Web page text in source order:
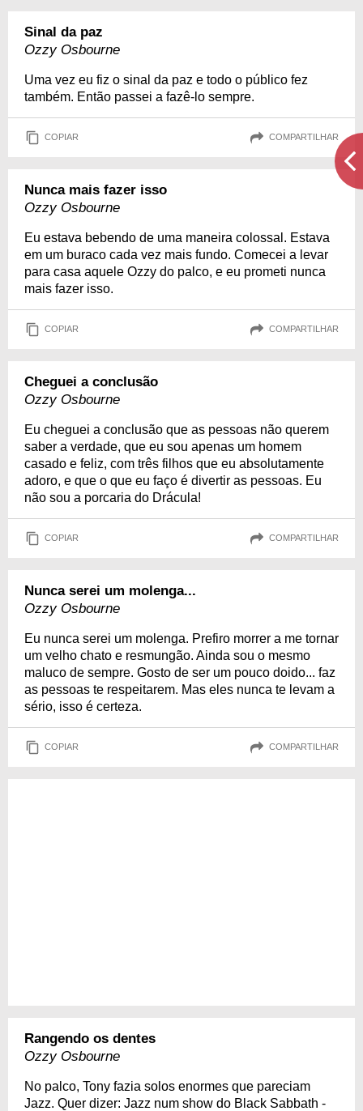
Sinal da paz
Ozzy Osbourne
Uma vez eu fiz o sinal da paz e todo o público fez
também. Então passei a fazê-lo sempre.
COPIAR COMPARTILHAR
Nunca mais fazer isso
Ozzy Osbourne
Eu estava bebendo de uma maneira colossal. Estava
em um buraco cada vez mais fundo. Comecei a levar
para casa aquele Ozzy do palco, e eu prometi nunca
mais fazer isso.
COPIAR COMPARTILHAR
Cheguei a conclusão
Ozzy Osbourne
Eu cheguei a conclusão que as pessoas não querem
saber a verdade, que eu sou apenas um homem
casado e feliz, com três filhos que eu absolutamente
adoro, e que o que eu faço é divertir as pessoas. Eu
não sou a porcaria do Drácula!
COPIAR COMPARTILHAR
Nunca serei um molenga...
Ozzy Osbourne
Eu nunca serei um molenga. Prefiro morrer a me tornar
um velho chato e resmungão. Ainda sou o mesmo
maluco de sempre. Gosto de ser um pouco doido... faz
as pessoas te respeitarem. Mas eles nunca te levam a
sério, isso é certeza.
COPIAR COMPARTILHAR
Rangendo os dentes
Ozzy Osbourne
No palco, Tony fazia solos enormes que pareciam
Jazz. Quer dizer: Jazz num show do Black Sabbath -